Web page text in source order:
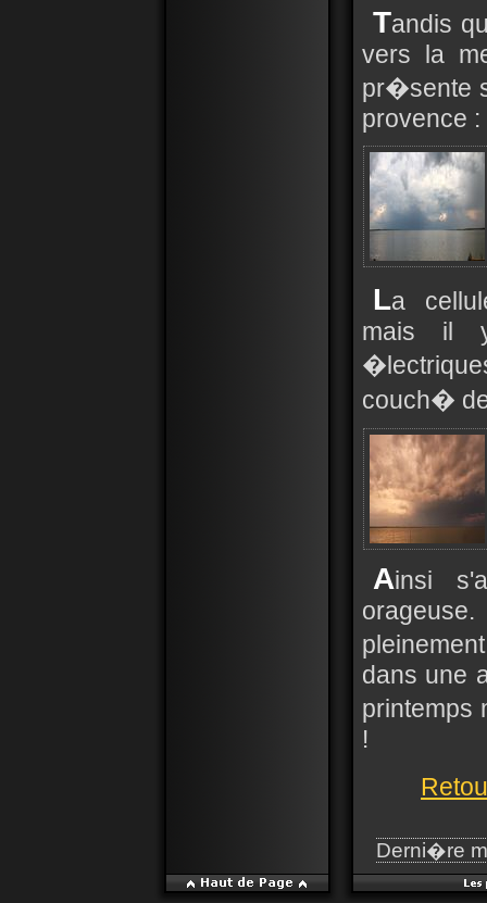
Tandis
vers la
pr�sente
provence :
La
mais il y
couch�
Ainsi
dans une
!
Derni�re